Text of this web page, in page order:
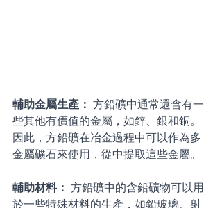
輔助金屬生產： 方鉛礦中通常還含有一
些其他有價值的金屬，如鋅、銀和銅。
因此，方鉛礦在冶金過程中可以作為多
金屬礦石來使用，從中提取這些金屬。
輔助材料： 方鉛礦中的含鉛礦物可以用
於一些特殊材料的生產，如鉛玻璃、射